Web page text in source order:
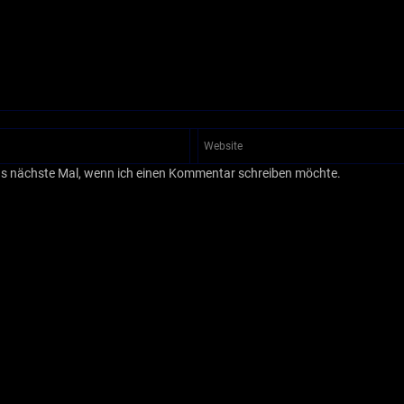
nächste Mal, wenn ich einen Kommentar schreiben möchte.